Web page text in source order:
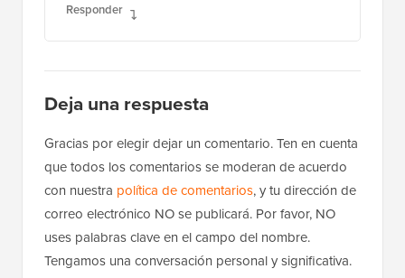
vez y usé Heroic Favicon Generator. No estoy
seguro de dónde estaba el problema, pero
gracias al plugin, logré poner el favicon en el
sitio de inmediato. Una herramienta muy útil
cuando nada más funciona.
Deja una respuesta